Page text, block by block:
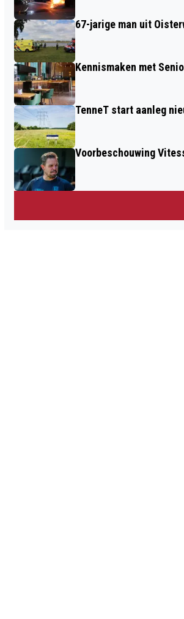
ONTVANGEN 'POLITIE IN
67-jarige man uit
Kennismaken met
TenneT start aanleg
Voorbeschouwing